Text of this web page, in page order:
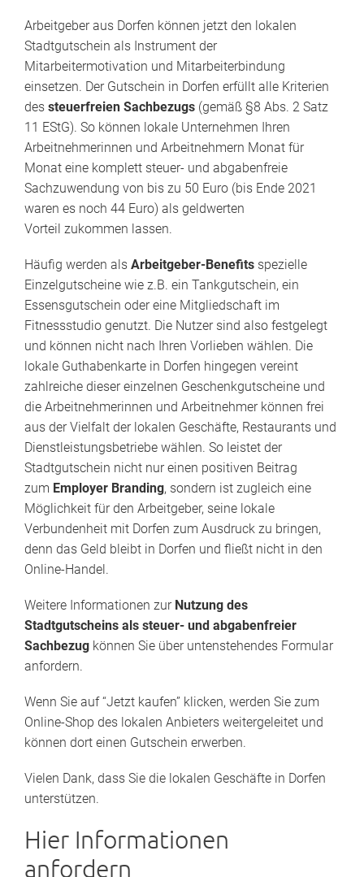
Arbeitgeber aus Dorfen können jetzt den lokalen
Stadtgutschein als Instrument der
Mitarbeitermotivation und Mitarbeiterbindung
einsetzen. Der Gutschein in Dorfen erfüllt alle Kriterien
des steuerfreien Sachbezugs (gemäß §8 Abs. 2 Satz
11 EStG). So können lokale Unternehmen Ihren
Arbeitnehmerinnen und Arbeitnehmern Monat für
Monat eine komplett steuer- und abgabenfreie
Sachzuwendung von bis zu 50 Euro (bis Ende 2021
waren es noch 44 Euro) als geldwerten
Vorteil zukommen lassen.
Häufig werden als Arbeitgeber-Benefits spezielle
Einzelgutscheine wie z.B. ein Tankgutschein, ein
Essensgutschein oder eine Mitgliedschaft im
Fitnessstudio genutzt. Die Nutzer sind also festgelegt
und können nicht nach Ihren Vorlieben wählen. Die
lokale Guthabenkarte in Dorfen hingegen vereint
zahlreiche dieser einzelnen Geschenkgutscheine und
die Arbeitnehmerinnen und Arbeitnehmer können frei
aus der Vielfalt der lokalen Geschäfte, Restaurants und
Dienstleistungsbetriebe wählen. So leistet der
Stadtgutschein nicht nur einen positiven Beitrag
zum Employer Branding, sondern ist zugleich eine
Möglichkeit für den Arbeitgeber, seine lokale
Verbundenheit mit Dorfen zum Ausdruck zu bringen,
denn das Geld bleibt in Dorfen und fließt nicht in den
Online-Handel.
Weitere Informationen zur Nutzung des
Stadtgutscheins als steuer- und abgabenfreier
Sachbezug können Sie über untenstehendes Formular
anfordern.
Wenn Sie auf “Jetzt kaufen” klicken, werden Sie zum
Online-Shop des lokalen Anbieters weitergeleitet und
können dort einen Gutschein erwerben.
Vielen Dank, dass Sie die lokalen Geschäfte in Dorfen
unterstützen.
Hier Informationen
anfordern